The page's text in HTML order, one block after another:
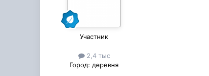
Участник
2,4 тыс
Город: деревня